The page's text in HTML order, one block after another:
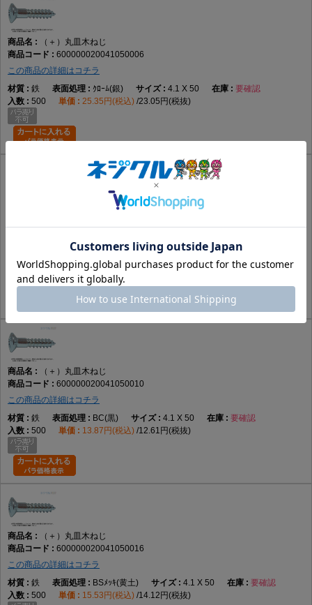
（＋）丸皿木ねじ
600000020041050006
この商品の詳細はコチラ
鉄
ｸﾛｰﾑ(銀) 4.1 X 50
要確認
500
25.35円(税込) 23.05円(税抜)
GB(茶) 4.1 X 50
要確認
500
16.35円(税込) 14.87円(税抜)
（＋）丸皿木ねじ
600000020041050010
この商品の詳細はコチラ
鉄
BC(黒) 4.1 X 50
要確認
500
13.87円(税込) 12.61円(税抜)
（＋）丸皿木ねじ
600000020041050016
この商品の詳細はコチラ
鉄
BSﾒｯｷ(黄土) 4.1 X 50
要確認
500
15.53円(税込) 14.12円(税抜)